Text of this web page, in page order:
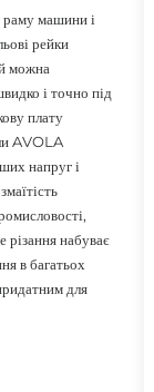
машини і
рейки
можна
і точно під
плату
AVOLA
напруг і
різання набуває
в багатьох
для